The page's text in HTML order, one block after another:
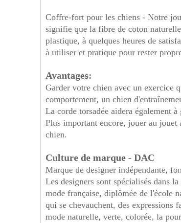
Coffre-fort pour les chiens - Notre
signifie que la fibre de coton
plastique, à quelques heures de
à utiliser et pratique pour rester
Avantages:
Garder votre chien avec un exercice
comportement, un chien
La corde torsadée aidera également
Plus important encore, jouer au
chien.
Culture de marque - DAC
Marque de designer indépendante,
Les designers sont spécialisés dans
mode française, diplômée de l'école
qui se chevauchent, des expressions
mode naturelle, verte, colorée, la